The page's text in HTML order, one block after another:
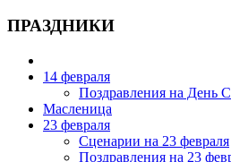
ПРАЗДНИКИ
14 февраля
Поздравления на День
Масленица
23 февраля
Сценарии на 23 февраля
Поздравления на 23